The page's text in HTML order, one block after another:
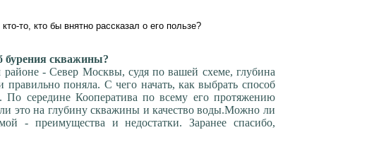
то, кто бы внятно рассказал о его пользе?
бурения скважины?
- Север Москвы, судя по вашей схеме, глубина
правильно поняла. С чего начать, как выбрать способ
середине Кооператива по всему его протяжению
это на глубину скважины и качество воды.Можно ли
- преимущества и недостатки. Заранее спасибо,